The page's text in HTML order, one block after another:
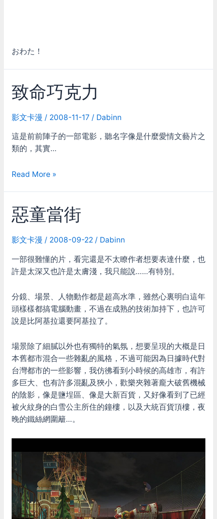
おわた！
致命巧克力
影文卡漫 / 2008-11-17 / Dabinn
這是前前陣子的一部電影，聽名字像是什麼愛情文藝片之
類的，其實…
致
克
力
Read More »
惡童當街
影文卡漫 / 2008-09-22 / Dabinn
一部很難懂的片，看完還是不太瞭作者想要表達什麼，也
許是太深又也許是太膚淺，我只能說……有特別。
分鏡、場景、人物動作都是超高水準，雖然心裏明白這年
頭樣樣都搞電腦動畫，不過在成熟的技術加持下，也許可
說是比阿基拉還要阿基拉了。
場景除了細膩以外也有獨特的氣氛，想要呈現的大概是日
本舊都市混合一些雜亂的風格，不過可能因為日據時代對
台灣都市的一些影響，我仿彿看到小時候的高雄市，有許
多巨大、也有許多混亂及狹小，歡樂夾雜著龐大破舊機械
的陰影，像是鹽埕區、像是大新百貨，又好像看到了已經
被火紋身的白雪公主所住的鐘樓，以及大統百貨頂樓，夜
晚的鐵絲網圍籬…。